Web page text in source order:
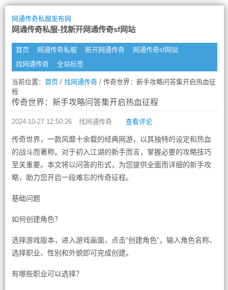
网通传奇私服发布网
网通传奇私服-找新开网通传奇sf网站
首页 网通传奇私服 新开网通传奇
网通传奇sf网站
找网通传奇
全站标签
当前位置： 首页/ 找网通传奇/ 传奇世界：新手攻略问答集开启热血征
程
传奇世界：新手攻略问答集开启热血征程
2024-10-27 12:50:26 找网通传奇 查看评论
传奇世界，一款风靡十余载的经典网游，以其独特的设定和热血
的战斗而著称。对于初入江湖的新手而言，掌握必要的攻略技巧
至关重要。本文将以问答的形式，为您提供全面而详细的新手攻
略，助力您开启一段难忘的传奇征程。
基础问题
如何创建角色？
选择游戏版本，进入游戏画面，点击“创建角色”，输入角色名称、
选择职业、性别和外貌即可完成创建。
有哪些职业可以选择？